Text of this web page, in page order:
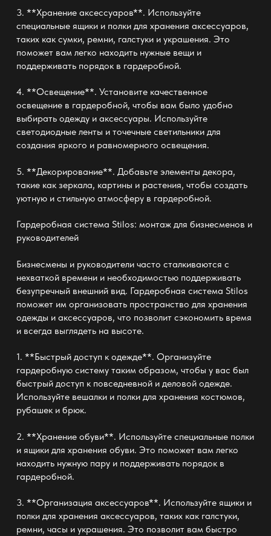
3. **Хранение аксессуаров**. Используйте
специальные ящики и полки для хранения аксессуаров,
таких как сумки, ремни, галстуки и украшения. Это
поможет вам легко находить нужные вещи и
поддерживать порядок в гардеробной.
4. **Освещение**. Установите качественное
освещение в гардеробной, чтобы вам было удобно
выбирать одежду и аксессуары. Используйте
светодиодные ленты и точечные светильники для
создания яркого и равномерного освещения.
5. **Декорирование**. Добавьте элементы декора,
такие как зеркала, картины и растения, чтобы создать
уютную и стильную атмосферу в гардеробной.
Гардеробная система Stilos: монтаждля бизнесменов и
руководителей
Бизнесмены и руководители часто сталкиваются с
нехваткой времени и необходимостью поддерживать
безупречный внешний вид. Гардеробная система Stilos
поможет им организовать пространство для хранения
одежды и аксессуаров, что позволит сэкономить время
и всегда выглядеть на высоте.
1. **Быстрый доступ к одежде**. Организуйте
гардеробную систему таким образом, чтобы у вас был
быстрый доступ к повседневной и деловой одежде.
Используйте вешалки и полки для хранения костюмов,
рубашек и брюк.
2. **Хранение обуви**. Используйте специальные полки
и ящики для хранения обуви. Это поможет вам легко
находить нужную пару и поддерживать порядок в
гардеробной.
3. **Организация аксессуаров**. Используйте ящики и
полки для хранения аксессуаров, таких как галстуки,
ремни, часы и украшения. Это позволит вам быстро